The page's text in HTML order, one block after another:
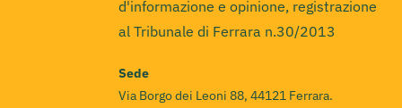
d'informazione e opinione, registrazione
al Tribunale di Ferrara n.30/2013
Sede
Via Borgo dei Leoni 88, 44121 Ferrara.